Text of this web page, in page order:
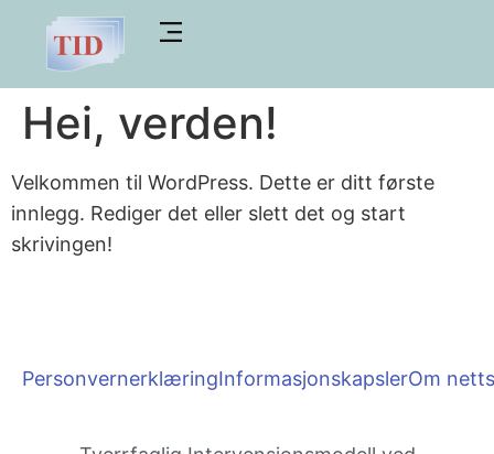
Hei, verden!
Velkommen til WordPress. Dette er ditt første
innlegg. Rediger det eller slett det og start
skrivingen!
PersonvernerklæringInformasjonskapslerOm